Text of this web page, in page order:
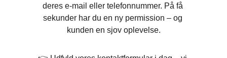
deres e-mail eller telefonnummer. På få
sekunder har du en ny permission – og
kunden en sjov oplevelse.